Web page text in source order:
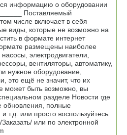
информацию о оборудовании
Поставляемый
числе включает в себя
виды, которые не возможно на
в формате интернет
размещены наиболее
электродвигатели,
вентиляторы, автоматику,
нужное оборудование,
это ещё не значит, что их
может быть возможно, вы
разделе Новости где
обновления, полные
т.д. или просто воспользуйтесь
или по электронной